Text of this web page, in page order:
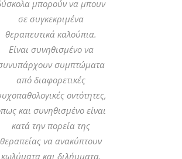
μπορούν να μπουν
σε συγκεκριμένα
θεραπευτικά καλούπια.
Είναι συνηθισμένο να
συμπτώματα
από διαφορετικές
οντότητες,
και συνηθισμένο είναι
κατά την πορεία της
θεραπείας να ανακύπτουν
κωλύματα και διλήμματα.